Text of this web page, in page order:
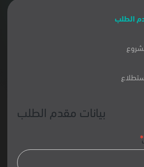
الطلب
بيانات مقدم الطلب